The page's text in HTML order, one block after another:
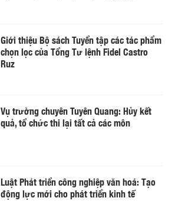
Giới thiệu Bộ sách Tuyển tập các tác phẩm
chọn lọc của Tổng Tư lệnh Fidel Castro
Ruz
Vụ trường chuyên Tuyên Quang: Hủy kết
quả, tổ chức thi lại tất cả các môn
Luật Phát triển công nghiệp văn hoá: Tạo
động lực mới cho phát triển kinh tế